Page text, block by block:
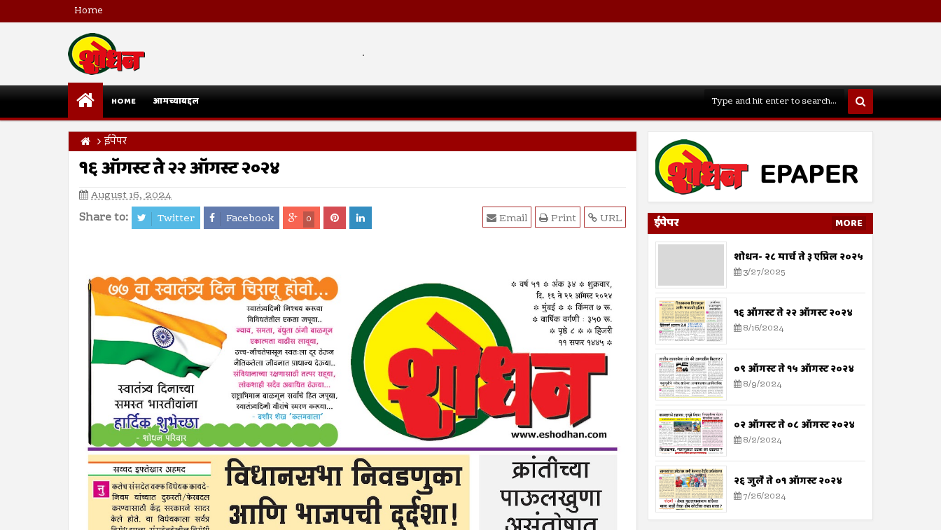
Home
.
HOME आमच्याबद्दल
ईपेपर
१६ ऑगस्ट ते २२ ऑगस्ट २०२४
August 16, 2024
Share to: Twitter Facebook 0 URL
Print
Email ईपेपर MORE
शोधन- २८ मार्च ते ३ एप्रिल २०२५
3/27/2025
१६ ऑगस्ट ते २२ ऑगस्ट २०२४
8/16/2024
०९ ऑगस्ट ते १५ ऑगस्ट २०२४
8/9/2024
०२ ऑगस्ट ते ०८ ऑगस्ट २०२४
8/2/2024
२६ जुलै ते ०१ ऑगस्ट २०२४
7/26/2024